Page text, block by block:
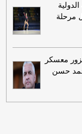
للصحافة" يكشف
لمواجهة
لن نسمح
رهينة أو
لتمويل الحرس
مرحلة
معسكر
حسن